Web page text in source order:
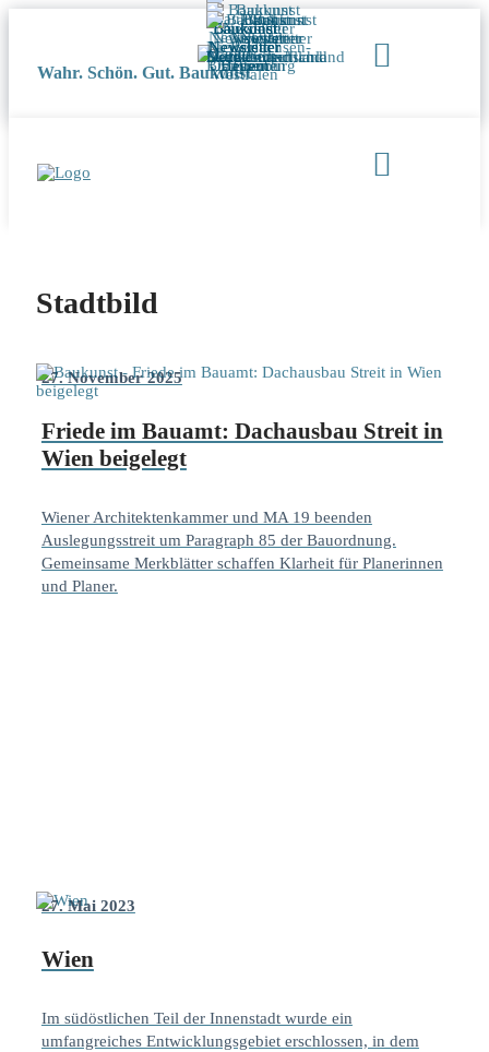
Wahr. Schön. Gut. Baukunst
Stadtbild
27. November 2025
Friede im Bauamt: Dachausbau Streit in
Wien beigelegt
Wiener Architektenkammer und MA 19 beenden
Auslegungsstreit um Paragraph 85 der Bauordnung.
Gemeinsame Merkblätter schaffen Klarheit für Planerinnen
und Planer.
27. Mai 2023
Wien
Im südöstlichen Teil der Innenstadt wurde ein
umfangreiches Entwicklungsgebiet erschlossen, in dem